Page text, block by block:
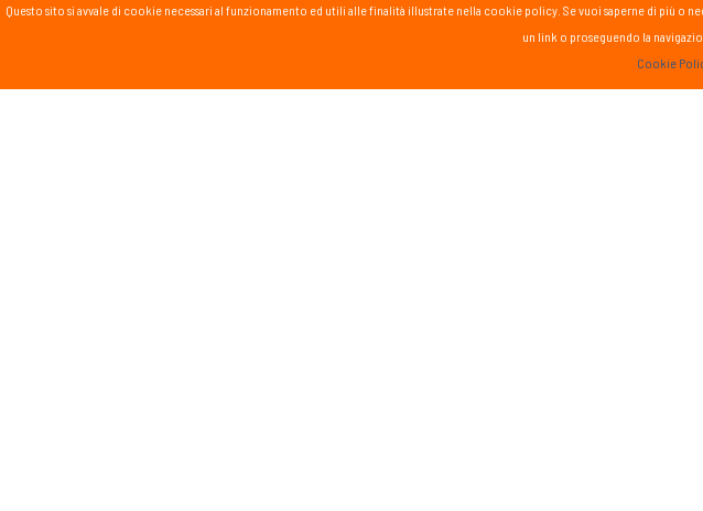
Questo sito si avvale di cookie necessari al funzionamento ed utili alle finalità illustrate nella cookie policy. Se vuoi saperne di più
un link o proseguendo la
Cookie